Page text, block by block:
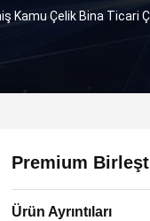
Kamu Çelik Bina Ticari
Premium
Ürün Ayrıntıları